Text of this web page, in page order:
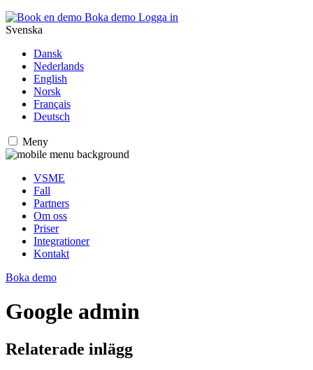
Boka demo Logga in
Svenska
Dansk
Nederlands
English
Norsk
Français
Deutsch
Meny
VSME
Fall
Partners
Om oss
Priser
Integrationer
Kontakt
Boka demo
Google admin
Relaterade inlägg